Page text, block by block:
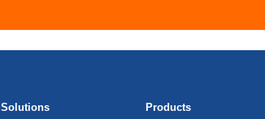
Solutions
Products